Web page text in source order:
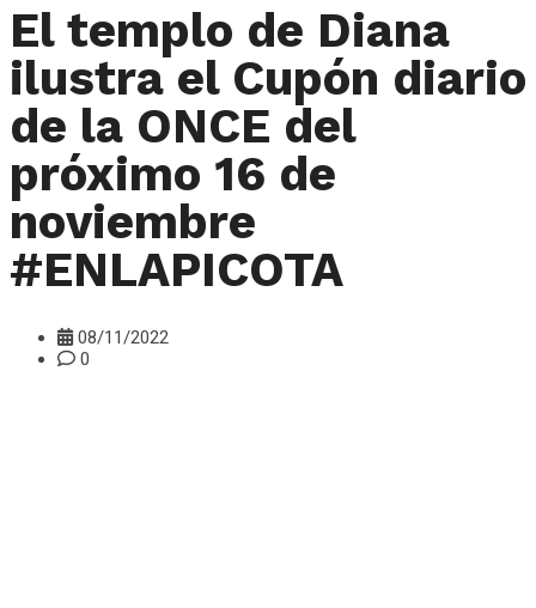
El templo de Diana
ilustra el Cupón diario
de la ONCE del
próximo 16 de
noviembre
#ENLAPICOTA
08/11/2022
0